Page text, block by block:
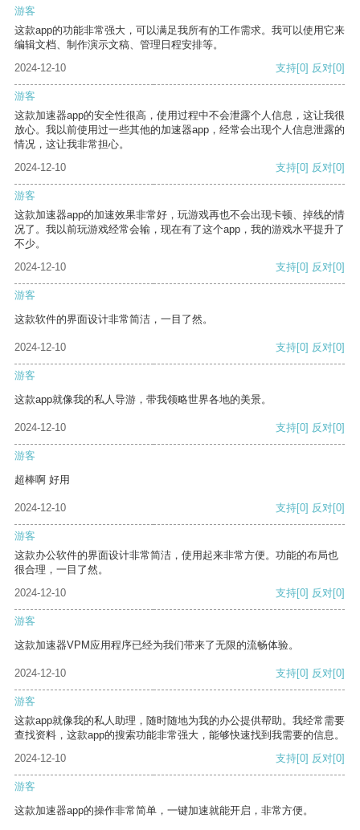
游客
这款app的功能非常强大，可以满足我所有的工作需求。我可以使用它来
编辑文档、制作演示文稿、管理日程安排等。
2024-12-10
支持[0] 反对[0]
游客
这款加速器app的安全性很高，使用过程中不会泄露个人信息，这让我很
放心。我以前使用过一些其他的加速器app，经常会出现个人信息泄露的
情况，这让我非常担心。
2024-12-10
支持[0] 反对[0]
游客
这款加速器app的加速效果非常好，玩游戏再也不会出现卡顿、掉线的情
况了。我以前玩游戏经常会输，现在有了这个app，我的游戏水平提升了
不少。
2024-12-10
支持[0] 反对[0]
游客
这款软件的界面设计非常简洁，一目了然。
2024-12-10 支持[0] 反对[0]
游客
这款app就像我的私人导游，带我领略世界各地的美景。
2024-12-10 支持[0] 反对[0]
游客
超棒啊 好用
2024-12-10 支持[0] 反对[0]
游客
这款办公软件的界面设计非常简洁，使用起来非常方便。功能的布局也
很合理，一目了然。
2024-12-10
支持[0] 反对[0]
游客
这款加速器VPM应用程序已经为我们带来了无限的流畅体验。
2024-12-10 支持[0] 反对[0]
游客
这款app就像我的私人助理，随时随地为我的办公提供帮助。我经常需要
查找资料，这款app的搜索功能非常强大，能够快速找到我需要的信息。
2024-12-10
支持[0] 反对[0]
游客
这款加速器app的操作非常简单，一键加速就能开启，非常方便。